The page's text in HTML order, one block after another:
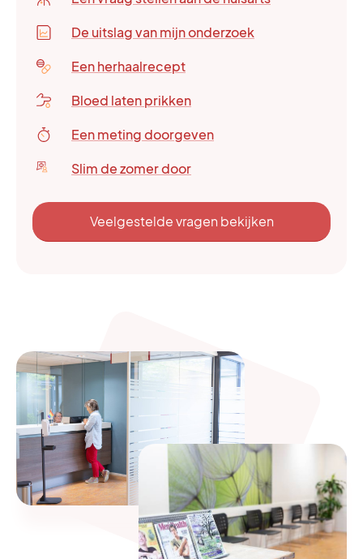
De uitslag van mijn onderzoek
Een herhaalrecept
Bloed laten prikken
Een meting doorgeven
Slim de zomer door
Veelgestelde vragen bekijken